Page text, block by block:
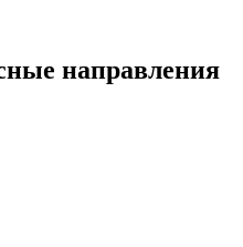
направления